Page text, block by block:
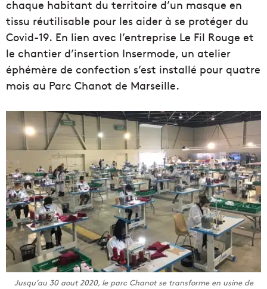
chaque habitant du territoire d’un masque en
tissu réutilisable pour les aider à se protéger du
Covid-19. En lien avec l’entreprise Le Fil Rouge et
le chantier d’insertion Insermode, un atelier
éphémère de confection s’est installé pour quatre
mois au Parc Chanot de Marseille.
Jusqu’au 30 aout 2020, le parc Chanot se transforme en usine de